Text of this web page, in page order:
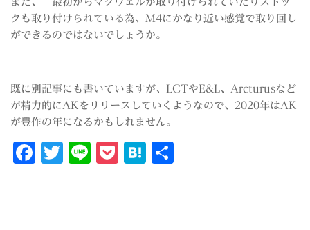
クも取り付けられている為、M4にかなり近い感覚で取り回し
ができるのではないでしょうか。
既に別記事にも書いていますが、LCTやE&L、Arcturusなど
が精力的にAKをリリースしていくようなので、2020年はAK
が豊作の年になるかもしれません。
Facebook
Twitter
LinePocketHatena